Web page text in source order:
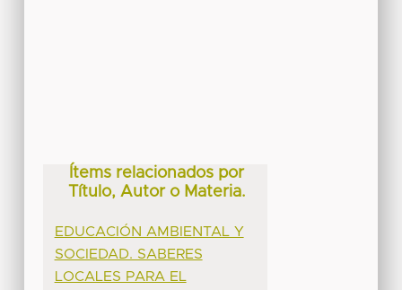
Ítems relacionados por
Título, Autor o Materia.
EDUCACIÓN AMBIENTAL Y
SOCIEDAD. SABERES
LOCALES PARA EL